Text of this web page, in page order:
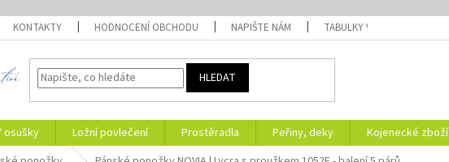
KONTAKTY HODNOCENÍ OBCHODU NAPIŠTE NÁM TABULKY VELIKOSTÍ
HLEDAT
osušky Ložní povlečení Prostěradla Peřiny, deky Kojenecké zboží